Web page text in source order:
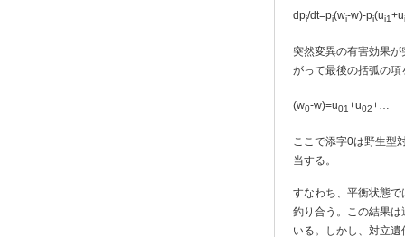
dpi/dt=pi(wi-w)-pi(ui1+u
突然変異の有害効果
がって最後の括弧の
(w0-w)=u01+u02+…
ここで添字0は野生型
当する。
すなわち、平衡状態
釣り合う。この結果
いる。しかし、対立